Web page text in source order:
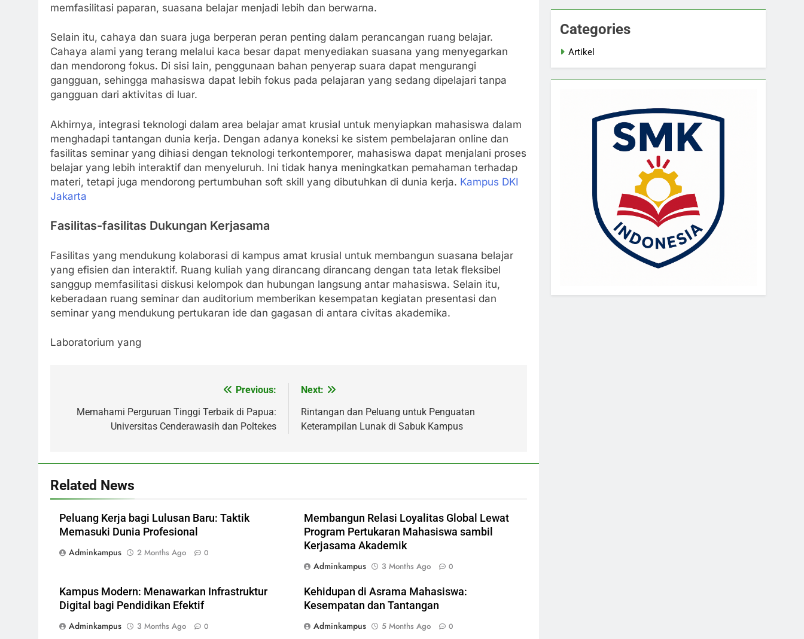
memfasilitasi paparan, suasana belajar menjadi lebih dan berwarna.
Selain itu, cahaya dan suara juga berperan peran penting dalam perancangan ruang belajar.
Cahaya alami yang terang melalui kaca besar dapat menyediakan suasana yang menyegarkan
dan mendorong fokus. Di sisi lain, penggunaan bahan penyerap suara dapat mengurangi
gangguan, sehingga mahasiswa dapat lebih fokus pada pelajaran yang sedang dipelajari tanpa
gangguan dari aktivitas di luar.
Akhirnya, integrasi teknologi dalam area belajar amat krusial untuk menyiapkan mahasiswa dalam
menghadapi tantangan dunia kerja. Dengan adanya koneksi ke sistem pembelajaran online dan
fasilitas seminar yang dihiasi dengan teknologi terkontemporer, mahasiswa dapat menjalani proses
belajar yang lebih interaktif dan menyeluruh. Ini tidak hanya meningkatkan pemahaman terhadap
materi, tetapi juga mendorong pertumbuhan soft skill yang dibutuhkan di dunia kerja. Kampus DKI
Jakarta
Fasilitas-fasilitas Dukungan Kerjasama
Fasilitas yang mendukung kolaborasi di kampus amat krusial untuk membangun suasana belajar
yang efisien dan interaktif. Ruang kuliah yang dirancang dirancang dengan tata letak fleksibel
sanggup memfasilitasi diskusi kelompok dan hubungan langsung antar mahasiswa. Selain itu,
keberadaan ruang seminar dan auditorium memberikan kesempatan kegiatan presentasi dan
seminar yang mendukung pertukaran ide dan gagasan di antara civitas akademika.
Laboratorium yang
navigation
Previous:
Memahami Perguruan Tinggi Terbaik di Papua:
Universitas Cenderawasih dan Poltekes
Next:
Rintangan dan Peluang untuk Penguatan
Keterampilan Lunak di Sabuk Kampus
Related News
Peluang Kerja bagi Lulusan Baru: Taktik
Memasuki Dunia Profesional
Adminkampus
2 Months Ago 0
Membangun Relasi Loyalitas Global Lewat
Program Pertukaran Mahasiswa sambil
Kerjasama Akademik
Adminkampus
3 Months Ago 0
Kampus Modern: Menawarkan Infrastruktur
Digital bagi Pendidikan Efektif
Adminkampus
3 Months Ago 0
Kehidupan di Asrama Mahasiswa:
Kesempatan dan Tantangan
Adminkampus
5 Months Ago 0
Categories
Artikel